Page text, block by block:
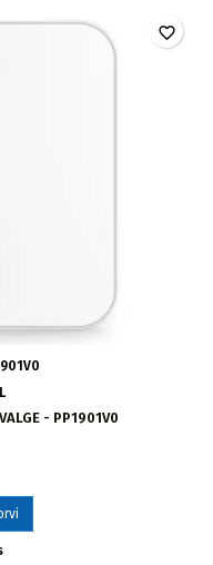
- PP1901V0
favorite_border